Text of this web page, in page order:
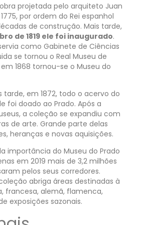
projetada pelo arquiteto Juan
por ordem do Rei espanhol
de construção. Mais tarde,
de 1819 ele foi inaugurado.
como Gabinete de Ciências
se tornou o Real Museu de
1868 tornou-se o Museu do
tarde, em 1872, todo o acervo do
foi doado ao Prado. Após a
a coleção se expandiu com
de arte. Grande parte delas
heranças e novas aquisições.
importância do Museu do Prado
em 2019 mais de 3,2 milhões
pelos seus corredores.
abriga áreas destinadas à
francesa, alemã, flamenca,
exposições sazonais.